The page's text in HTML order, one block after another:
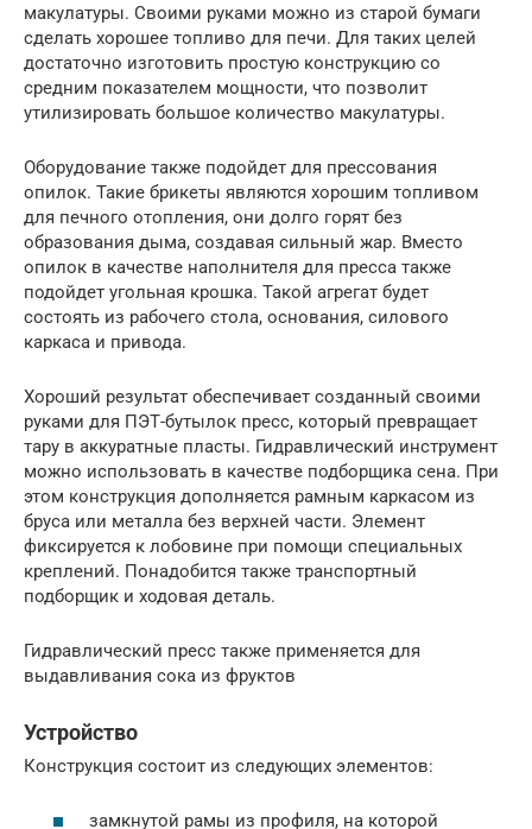
макулатуры. Своими руками можно из старой бумаги
сделать хорошее топливо для печи. Для таких целей
достаточно изготовить простую конструкцию со
средним показателем мощности, что позволит
утилизировать большое количество макулатуры.
Оборудование также подойдет для прессования
опилок. Такие брикеты являются хорошим топливом
для печного отопления, они долго горят без
образования дыма, создавая сильный жар. Вместо
опилок в качестве наполнителя для пресса также
подойдет угольная крошка. Такой агрегат будет
состоять из рабочего стола, основания, силового
каркаса и привода.
Хороший результат обеспечивает созданный своими
руками для ПЭТ-бутылок пресс, который превращает
тару в аккуратные пласты. Гидравлический инструмент
можно использовать в качестве подборщика сена. При
этом конструкция дополняется рамным каркасом из
бруса или металла без верхней части. Элемент
фиксируется к лобовине при помощи специальных
креплений. Понадобится также транспортный
подборщик и ходовая деталь.
Гидравлический пресс также применяется для
выдавливания сока из фруктов
Устройство
Конструкция состоит из следующих элементов:
замкнутой рамы из профиля, на которой